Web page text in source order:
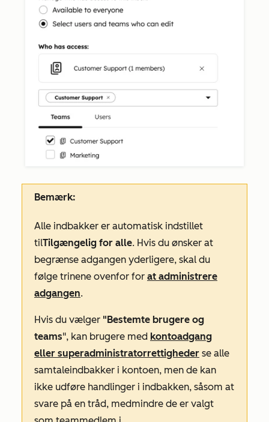
Bemærk:
Alle indbakker er automatisk indstillet
tilTilgængelig for alle. Hvis du ønsker at
begrænse adgangen yderligere, skal du
følge trinene ovenfor for at administrere
adgangen.
Hvis du vælger "Bestemte brugere og
teams", kan brugere med kontoadgang
eller superadministratorrettigheder se alle
samtaleindbakker i kontoen, men de kan
ikke udføre handlinger i indbakken, såsom at
svare på en tråd, medmindre de er valgt